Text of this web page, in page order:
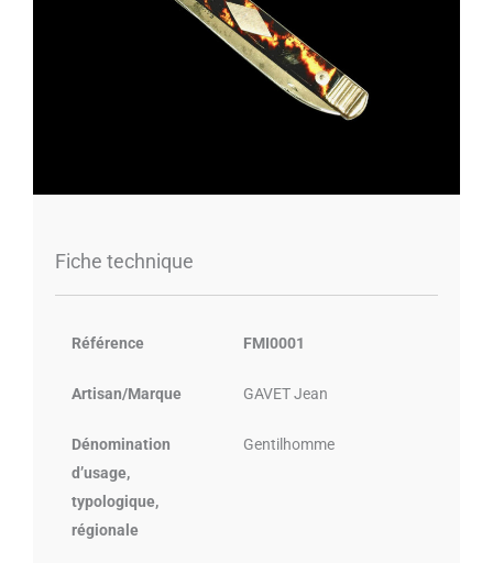
Fiche technique
Référence FMI0001
Artisan/Marque GAVET Jean
Dénomination
d’usage,
typologique,
régionale
Gentilhomme